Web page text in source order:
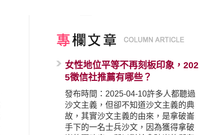
女性地位平等不再刻板印象，202
5徵信社推薦有哪些？
發布時間：2025-04-10許多人都聽過
沙文主義，但卻不知道沙文主義的典
故，其實沙文主義的由來，是拿破崙
手下的一名士兵沙文，因為獲得拿破